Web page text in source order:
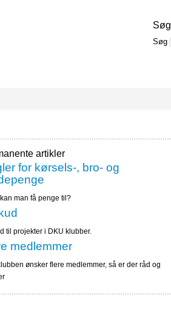
Søg
Søg
artikler
for kørsels-, bro- og
man få penge til?
til projekter i DKU klubber.
medlemmer
ønsker flere medlemmer, så er der råd og